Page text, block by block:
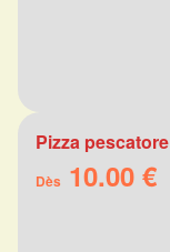
Pizza pescatore
Dès 10.00 €